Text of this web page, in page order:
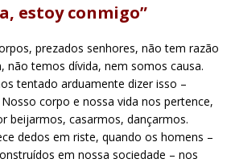
estoy conmigo”
prezados senhores, não tem razão
não temos dívida, nem somos causa.
tentado arduamente dizer isso –
corpo e nossa vida nos pertence,
beijarmos, casarmos, dançarmos.
dedos em riste, quando os homens –
em nossa sociedade – nos